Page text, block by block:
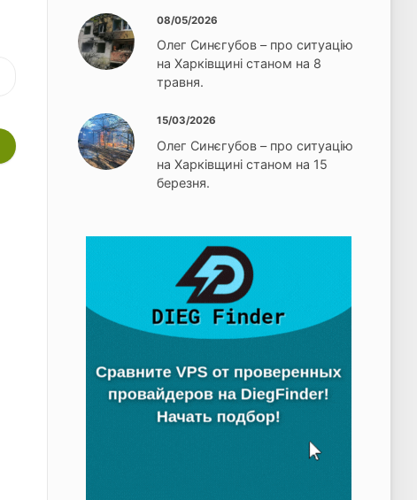
08/05/2026
Олег Синєгубов – про ситуацію
на Харківщині станом на 8
травня.
15/03/2026
Олег Синєгубов – про ситуацію
на Харківщині станом на 15
березня.